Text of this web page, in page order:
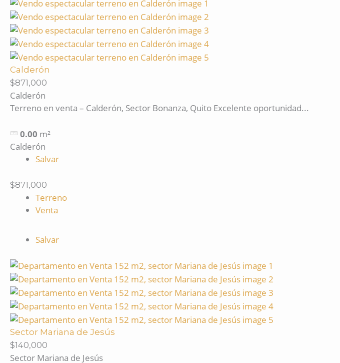
Calderón
$871,000
Calderón
Terreno en venta – Calderón, Sector Bonanza, Quito Excelente oportunidad...
0.00 m²
Calderón
Salvar
$871,000
Terreno
Venta
Salvar
Sector Mariana de Jesús
$140,000
Sector Mariana de Jesús